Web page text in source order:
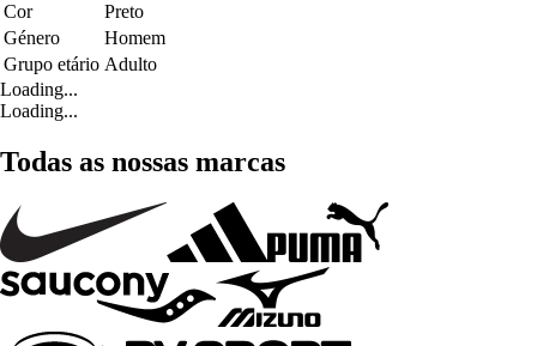
Cor
Preto
Género
Homem
Grupo etário Adulto
Loading...
Loading...
Todas as nossas marcas